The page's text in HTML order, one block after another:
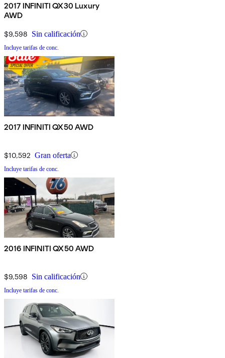
2017 INFINITI QX30 Luxury
AWD
$9,598 Sin calificación
Incluye tarifas de conc.
2017 INFINITI QX50 AWD
$10,592 Gran oferta
Incluye tarifas de conc.
2016 INFINITI QX50 AWD
$9,598 Sin calificación
Incluye tarifas de conc.